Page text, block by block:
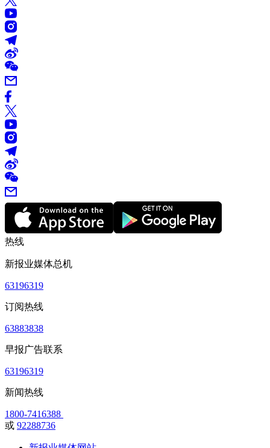
热线
新报业媒体总机
63196319
订阅热线
63883838
早报广告联系
63196319
新闻热线
1800-7416388
或 92288736